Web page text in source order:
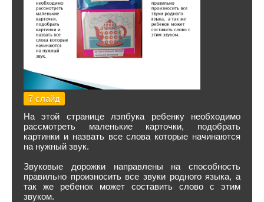
7 слайд
На этой странице лэпбука ребенку необходимо
рассмотреть маленькие карточки, подобрать
картинки и назвать все слова которые начинаются
на нужный звук.
Звуковые дорожки направлены на способность
правильно произносить все звуки родного языка, а
так же ребенок может составить слово с этим
звуком.